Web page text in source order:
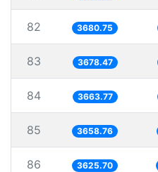
82 3680.75
83 3678.47
84 3663.77
85 3658.76
86 3625.70